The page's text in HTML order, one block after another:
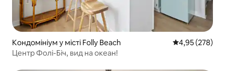
Кондомініум у місті Folly Beach Середня
4,95 (278)
Центр Фолі-Біч, вид на океан!